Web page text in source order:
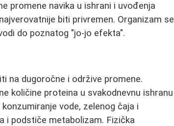
promene navika u ishrani i uvođenja
biti privremen. Organizam se
do poznatog "jo-jo efekta".
na dugoročne i održive promene.
količine proteina u svakodnevnu ishranu
vode, zelenog čaja i
i podstiče metabolizam. Fizička